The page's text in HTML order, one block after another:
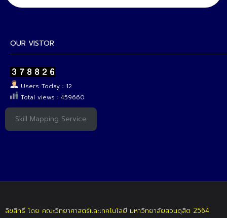
OUR VISTOR
Users Today : 12
Total views : 459660
Skill Mapping Service
ลิขสิทธิ์ โดย คณะวิทยาศาสตร์และเทคโนโลยี มหาวิทยาลัยสวนดุสิต 2564